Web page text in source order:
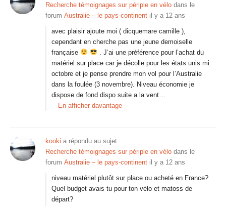
Recherche témoignages sur périple en vélo dans le
forum Australie – le pays-continent il y a 12 ans
avec plaisir ajoute moi ( dicquemare camille ),
cependant en cherche pas une jeune demoiselle
française
. J’ai une préférence pour l’achat du
matériel sur place car je décolle pour les états unis mi
octobre et je pense prendre mon vol pour l’Australie
dans la foulée (3 novembre). Niveau économie je
dispose de fond dispo suite a la vent…
En afficher davantage
kooki a répondu au sujet
Recherche témoignages sur périple en vélo dans le
forum Australie – le pays-continent il y a 12 ans
niveau matériel plutôt sur place ou acheté en France?
Quel budget avais tu pour ton vélo et matoss de
départ?